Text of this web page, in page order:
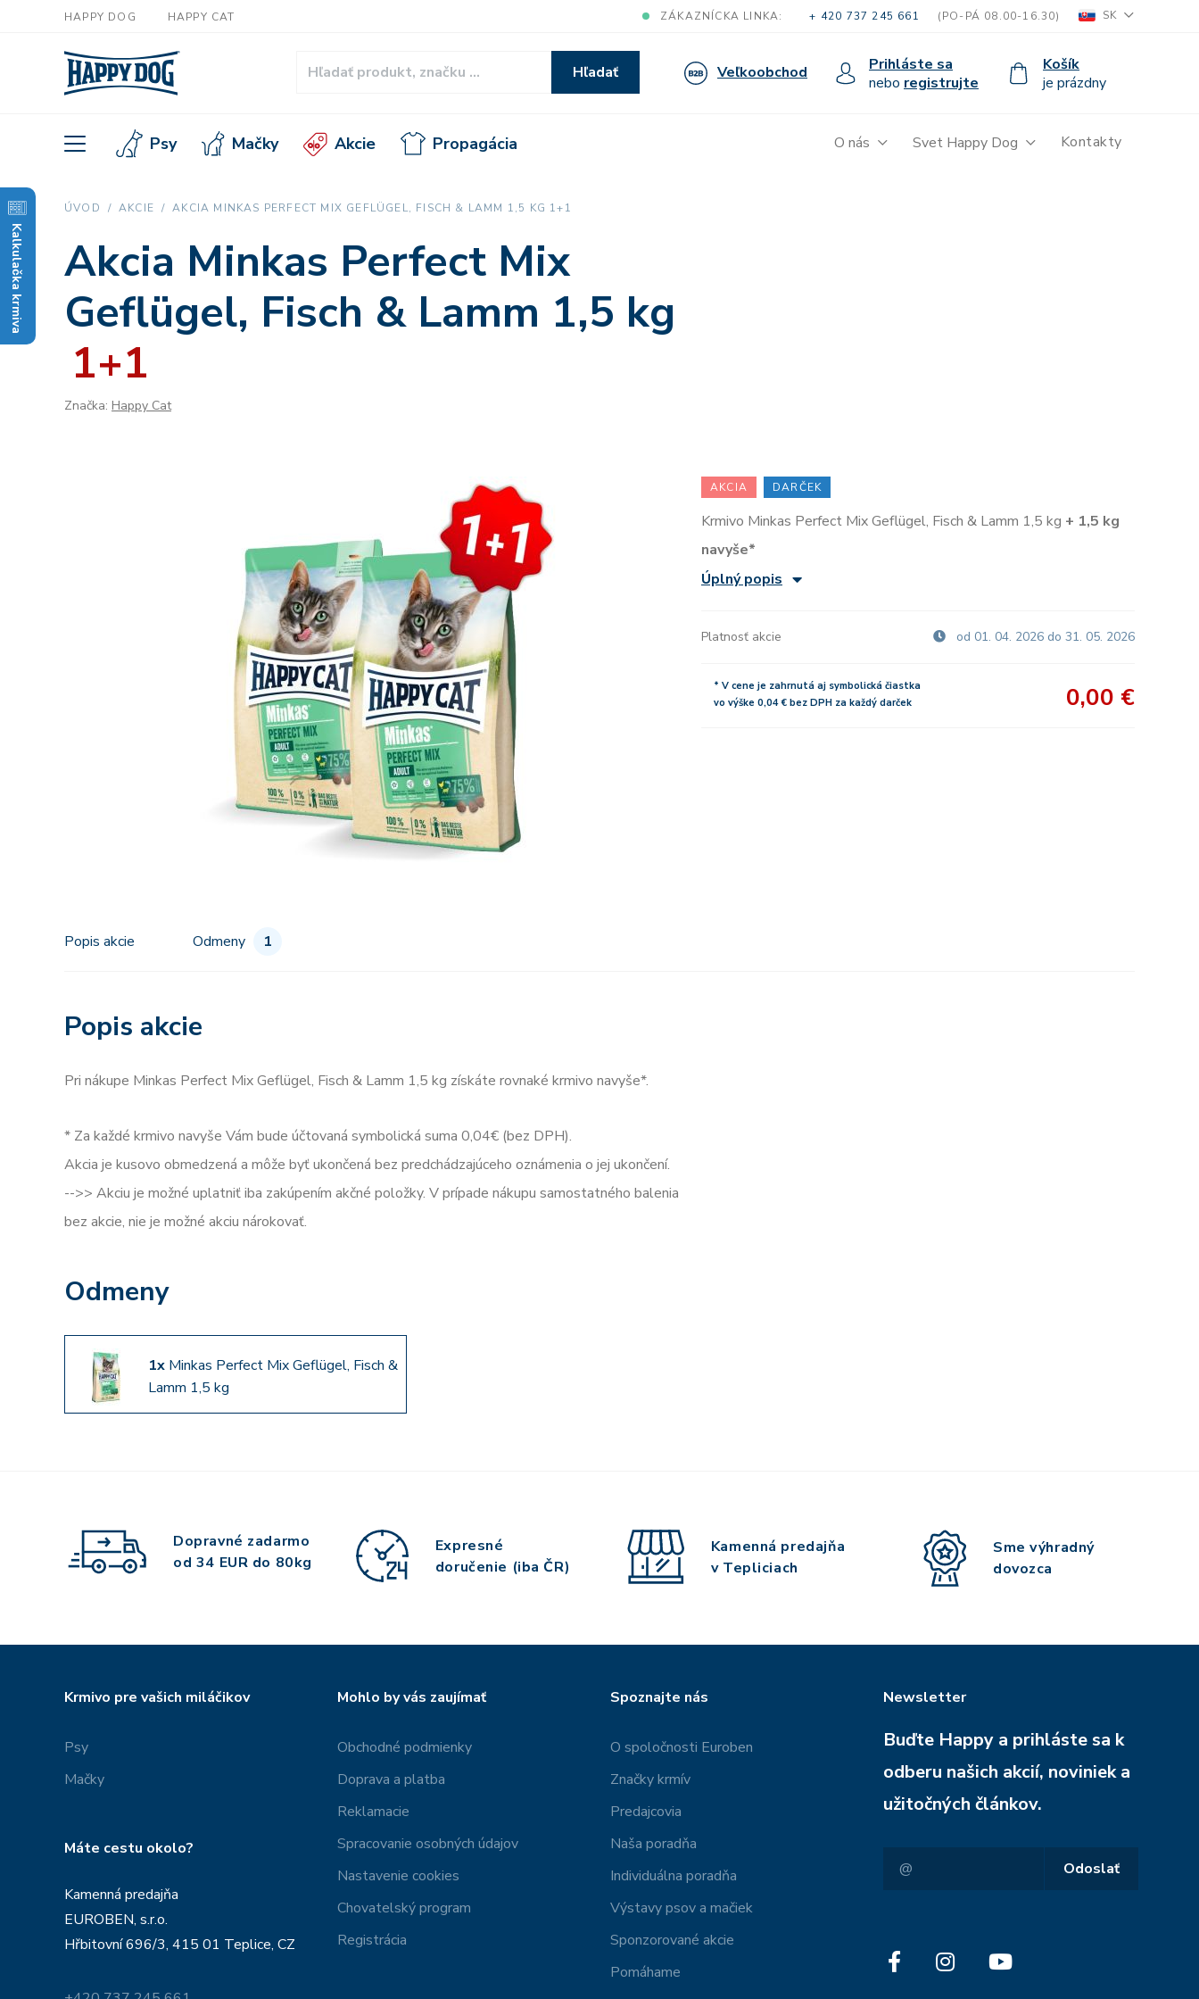
Kalkulačka krmiva
HAPPY DOG HAPPY CAT ZÁKAZNÍCKA LINKA: + 420 737 245 661 (PO-PÁ 08.00-16.30) SK
Hľadať Veľkoobchod
Prihláste sa
nebo registrujte
Košík
je prázdny
Psy Mačky Akcie Propagácia O nás Svet Happy Dog Kontakty
ÚVOD AKCIE AKCIA MINKAS PERFECT MIX GEFLÜGEL, FISCH & LAMM 1,5 KG 1+1
Akcia Minkas Perfect Mix
Geflügel, Fisch & Lamm 1,5 kg
1+1
Značka: Happy Cat
AKCIA DARČEK
Krmivo Minkas Perfect Mix Geflügel, Fisch & Lamm 1,5 kg + 1,5 kg
navyše*
Úplný popis
Platnosť akcie od 01. 04. 2026 do 31. 05. 2026
* V cene je zahrnutá aj symbolická čiastka
vo výške 0,04 € bez DPH za každý darček
0,00 €
Popis akcie Odmeny 1
Popis akcie
Pri nákupe Minkas Perfect Mix Geflügel, Fisch & Lamm 1,5 kg získáte rovnaké krmivo navyše*.
* Za každé krmivo navyše Vám bude účtovaná symbolická suma 0,04€ (bez DPH).
Akcia je kusovo obmedzená a môže byť ukončená bez predchádzajúceho oznámenia o jej ukončení.
-->> Akciu je možné uplatniť iba zakúpením akčné položky. V prípade nákupu samostatného balenia
bez akcie, nie je možné akciu nárokovať.
Odmeny
1x Minkas Perfect Mix Geflügel, Fisch &
Lamm 1,5 kg
Dopravné zadarmo
od 34 EUR do 80kg
Expresné
doručenie (iba ČR)
Kamenná predajňa
v Tepliciach
Sme výhradný
dovozca
Krmivo pre vašich miláčikov
Psy
Mačky
Máte cestu okolo?
Kamenná predajňa
EUROBEN, s.r.o.
Hřbitovní 696/3, 415 01 Teplice, CZ
Mohlo by vás zaujímať
Obchodné podmienky
Doprava a platba
Reklamacie
Spracovanie osobných údajov
Nastavenie cookies
Chovatelský program
Registrácia
Spoznajte nás
O spoločnosti Euroben
Značky krmív
Predajcovia
Naša poradňa
Individuálna poradňa
Výstavy psov a mačiek
Sponzorované akcie
Pomáhame
Newsletter
Buďte Happy a prihláste sa k
odberu našich akcií, noviniek a
užitočných článkov.
Odoslať